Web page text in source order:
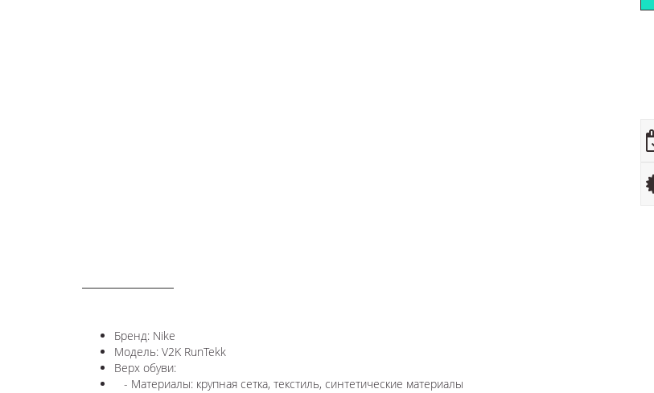
Бренд: Nike
Модель: V2K RunTekk
Верх обуви:
- Материалы: крупная сетка, текстиль, синтетические материалы